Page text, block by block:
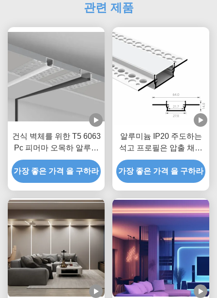
관련 제품
건식 벽체를 위한 T5 6063
Pc 피머마 오목하 알루미
늄 주도하 프로필 5 밀리
미터 Pcb
가장 좋은 가격 을 구하라
알루미늄 IP20 주도하는
석고 프로필은 압출 채널
을 휴회를 명했습니다
가장 좋은 가격 을 구하라